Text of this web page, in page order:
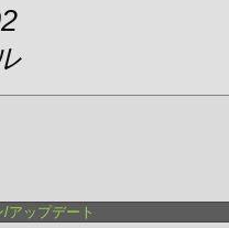
アップデート